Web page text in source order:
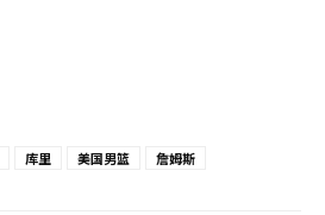
库里 美国男篮 詹姆斯